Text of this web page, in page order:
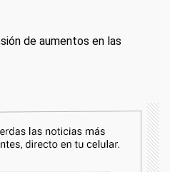
de aumentos en las